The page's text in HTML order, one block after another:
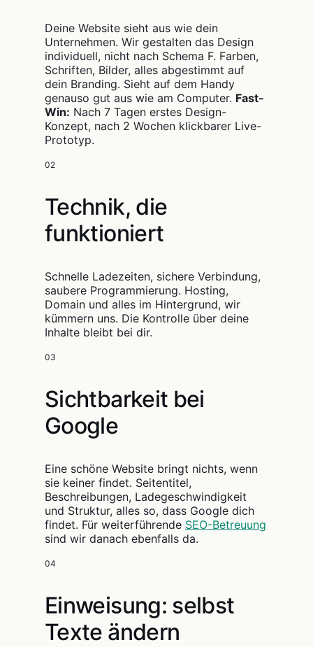
Deine Website sieht aus wie dein
Unternehmen. Wir gestalten das Design
individuell, nicht nach Schema F. Farben,
Schriften, Bilder, alles abgestimmt auf
dein Branding. Sieht auf dem Handy
genauso gut aus wie am Computer. Fast-
Win: Nach 7 Tagen erstes Design-
Konzept, nach 2 Wochen klickbarer Live-
Prototyp.
02
Technik, die
funktioniert
Schnelle Ladezeiten, sichere Verbindung,
saubere Programmierung. Hosting,
Domain und alles im Hintergrund, wir
kümmern uns. Die Kontrolle über deine
Inhalte bleibt bei dir.
03
Sichtbarkeit bei
Google
Eine schöne Website bringt nichts, wenn
sie keiner findet. Seitentitel,
Beschreibungen, Ladegeschwindigkeit
und Struktur, alles so, dass Google dich
findet. Für weiterführende SEO-Betreuung
sind wir danach ebenfalls da.
04
Einweisung: selbst
Texte ändern